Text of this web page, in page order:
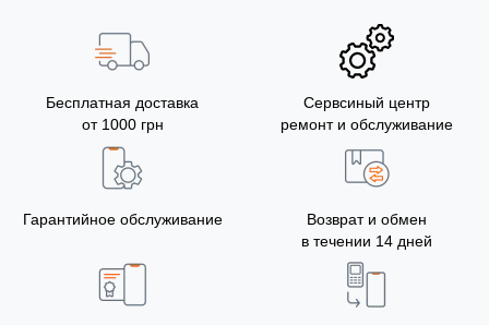
Бесплатная доставка
от 1000 грн
Сервсиный центр
ремонт и обслуживание
Гарантийное обслуживание
Возврат и обмен
в течении 14 дней